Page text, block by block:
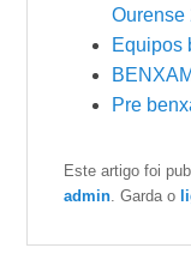
Equipos
Pre
Este artigo foi
admin . Garda o